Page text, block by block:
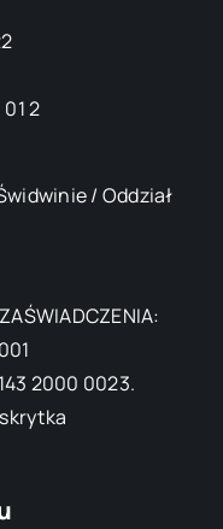
2
/ Oddział
2000 0023.